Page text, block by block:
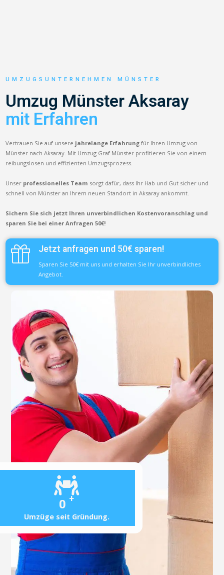
0 +
Umzüge seit Gründung.
UMZUGSUNTERNEHMEN MÜNSTER
Umzug Münster Aksaray
mit Erfahren
Vertrauen Sie auf unsere jahrelange Erfahrung für Ihren Umzug von
Münster nach Aksaray. Mit Umzug Graf Münster profitieren Sie von einem
reibungslosen und effizienten Umzugsprozess.
Unser professionelles Team sorgt dafür, dass Ihr Hab und Gut sicher und
schnell von Münster an Ihrem neuen Standort in Aksaray ankommt.
Sichern Sie sich jetzt Ihren unverbindlichen Kostenvoranschlag und
sparen Sie bei einer Anfragen 50€!
Jetzt anfragen und 50€ sparen!
Sparen Sie 50€ mit uns und erhalten Sie Ihr unverbindliches
Angebot.